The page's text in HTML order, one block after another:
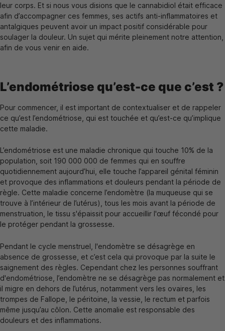
leur corps. Et si nous vous disions que le cannabidiol était efficace
afin d’accompagner ces femmes, ses actifs anti-inflammatoires et
antalgiques peuvent avoir un impact positif considérable pour
soulager la douleur. Un sujet qui mérite pleinement notre attention,
afin de vous venir en aide.
L’endométriose qu’est-ce que c’est ?
Pour commencer, il est important de contextualiser et de rappeler
ce qu’est l’endométriose, qui est touchée et qu’est-ce qu’implique
cette maladie.
L’endométriose est une maladie chronique qui touche 10% de la
population, soit 190 000 000 de femmes qui en souffre
quotidiennement aujourd’hui, elle touche l’appareil génital féminin
et provoque des inflammations et douleurs pendant la période de
règle. Cette maladie concerne l’endomètre (la muqueuse qui se
trouve à l’intérieur de l’utérus), tous les mois avant la période de
menstruation, le tissu s'épaissit pour accueillir l'œuf fécondé pour
le protéger pendant la grossesse.
Pendant le cycle menstruel, l'endomètre se désagrège en
absence de grossesse, et c’est cela qui provoque par la suite le
saignement des règles. Cependant chez les personnes souffrant
d'endométriose, l’endomètre ne se désagrège pas normalement et
il migre en dehors de l’utérus, notamment vers les ovaires, les
trompes de Fallope, le péritoine, la vessie, le rectum et parfois
même jusqu’au côlon. Cette anomalie est responsable des
douleurs et des inflammations.